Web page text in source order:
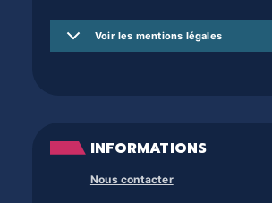
Voir les mentions légales
INFORMATIONS
Nous contacter